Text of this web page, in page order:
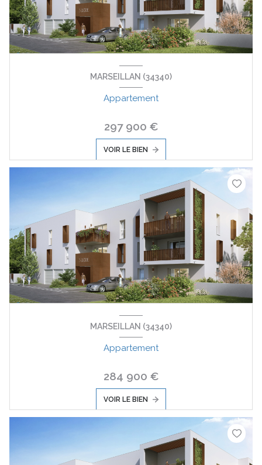
MARSEILLAN (34340)
Appartement
297 900 €
VOIR LE BIEN
MARSEILLAN (34340)
Appartement
284 900 €
VOIR LE BIEN